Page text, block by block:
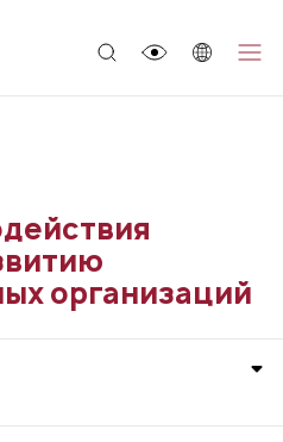
организаций